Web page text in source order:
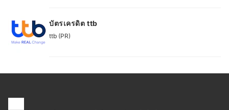
บัตรเครดิต ttb
ttb (PR)